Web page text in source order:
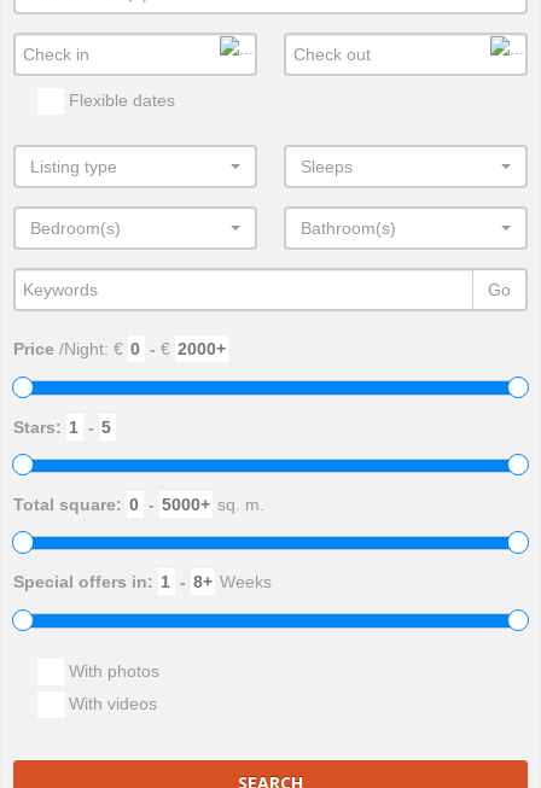
Flexible dates
Listing type Sleeps
Bedroom(s) Bathroom(s)
Go
Price /Night: € - €
Stars: -
Total square: - sq. m.
Special offers in: - Weeks
With photos
With videos
SEARCH